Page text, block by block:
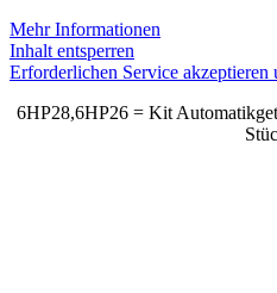
Mehr Informationen
Inhalt entsperren
Erforderlichen Service akzeptieren
6HP28,6HP26 = Kit